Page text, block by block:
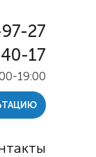
27
17
19:00